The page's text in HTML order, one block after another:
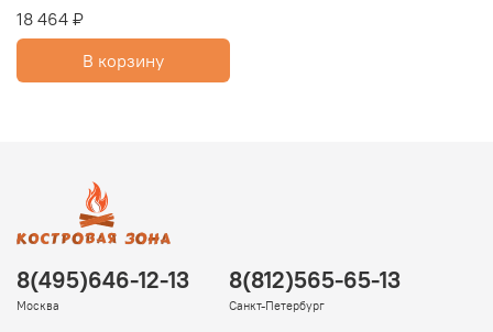
18 464 ₽
В корзину
8(495)646-12-13
Москва
8(812)565-65-13
Санкт-Петербург